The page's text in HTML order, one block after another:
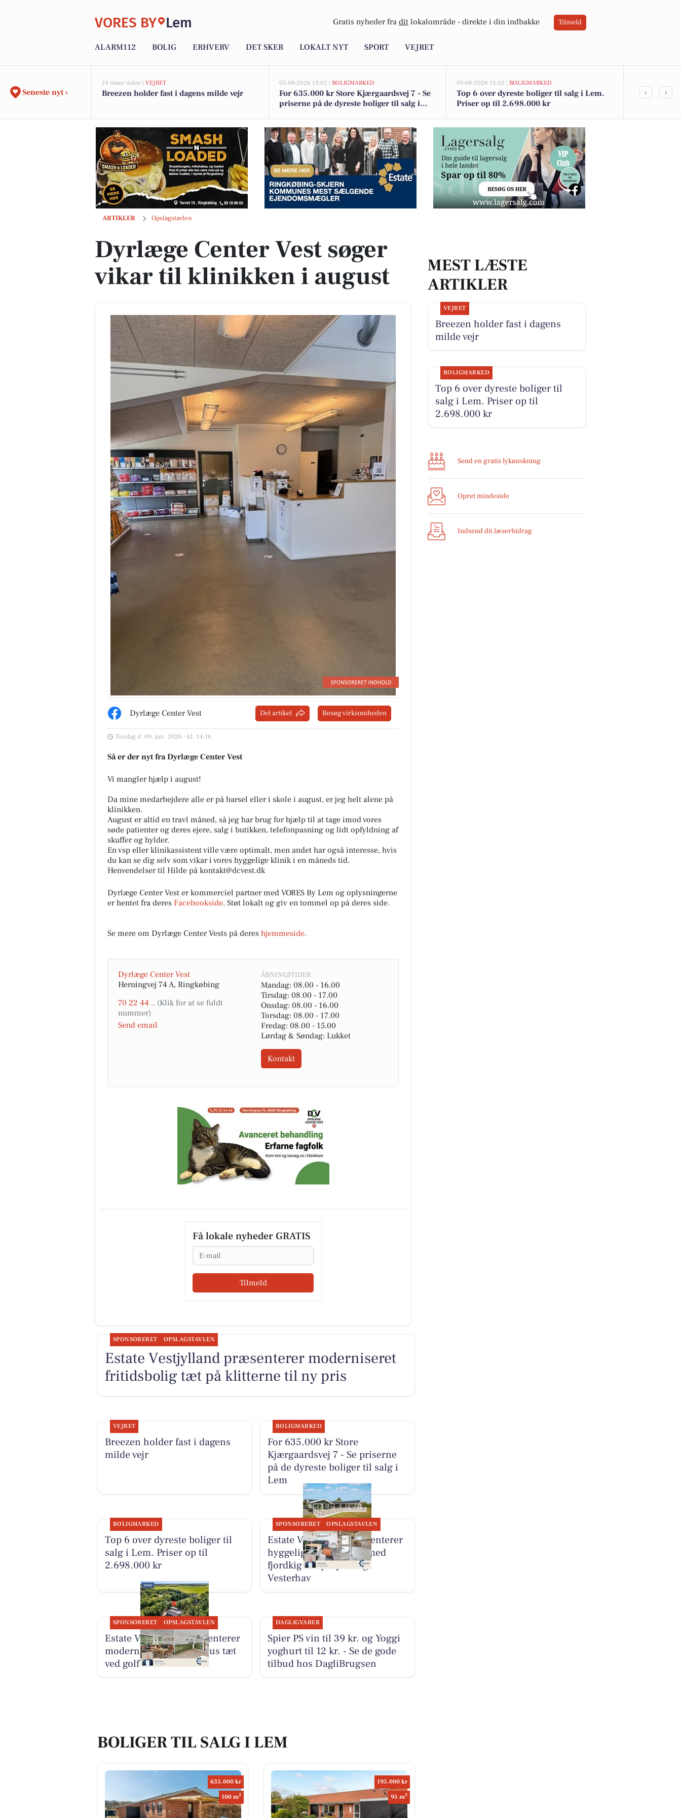
VORES BY Lem Gratis nyheder fra dit lokalområde - direkte i din indbakke Tilmeld
ALARM112 BOLIG ERHVERV DET SKER LOKALT NYT SPORT VEJRET
Seneste nyt ›
19 timer siden | VEJRET
Breezen holder fast i dagens milde vejr
05-08-2026 13:02 | BOLIGMARKED
For 635.000 kr Store Kjærgaardsvej 7 - Se
priserne på de dyreste boliger til salg i
05-08-2026 13:02 | BOLIGMARKED
Top 6 over dyreste boliger til salg i Lem.
Priser op til 2.698.000 kr
Spier PS
‹ ›
ARTIKLER Opslagstavlen
Dyrlæge Center Vest søger vikar til klinikken i august
Dyrlæge Center Vest søger
vikar til klinikken i august
Dyrlæge Center Vest Del artikel Besøg virksomheden
Tirsdag d. 09. jun. 2026 - kl. 14:16
Så er der nyt fra Dyrlæge Center Vest
Vi mangler hjælp i august!
Da mine medarbejdere alle er på barsel eller i skole i august, er jeg helt alene på
klinikken.
August er altid en travl måned, så jeg har brug for hjælp til at tage imod vores
søde patienter og deres ejere, salg i butikken, telefonpasning og lidt opfyldning af
skuffer og hylder.
En vsp eller klinikassistent ville være optimalt, men andet har også interesse, hvis
du kan se dig selv som vikar i vores hyggelige klinik i en måneds tid.
Henvendelser til Hilde på kontakt@dcvest.dk
Dyrlæge Center Vest er kommerciel partner med VORES By Lem og oplysningerne
er hentet fra deres Facebookside. Støt lokalt og giv en tommel op på deres side.
Se mere om Dyrlæge Center Vests på deres hjemmeside.
Dyrlæge Center Vest
Herningvej 74 A, Ringkøbing
70 22 44 ..
Send email
ÅBNINGSTIDER
Mandag: 08.00 - 16.00
Tirsdag: 08.00 - 17.00
Onsdag: 08.00 - 16.00
Torsdag: 08.00 - 17.00
Fredag: 08.00 - 15.00
Lørdag & Søndag: Lukket
Kontakt
Få lokale nyheder GRATIS
Email
Tilmeld
MEST LÆSTE
ARTIKLER
VEJRET
Breezen holder fast i dagens
milde vejr
BOLIGMARKED
Top 6 over dyreste boliger til
salg i Lem. Priser op til
2.698.000 kr
Send en gratis lykønskning
Opret mindeside
Indsend dit læserbidrag
SPONSORERET OPSLAGSTAVLEN
Estate Vestjylland præsenterer moderniseret
fritidsbolig tæt på klitterne til ny pris
VEJRET
Breezen holder fast i dagens
milde vejr
BOLIGMARKED
For 635.000 kr Store
Kjærgaardsvej 7 - Se priserne
på de dyreste boliger til salg i
Lem
BOLIGMARKED
Top 6 over dyreste boliger til
salg i Lem. Priser op til
2.698.000 kr
SPONSORERET OPSLAGSTAVLEN
Estate Vestjylland præsenterer
hyggeligt sommerhus med
fjordkig tæt på fjord og
Vesterhav
SPONSORERET OPSLAGSTAVLEN
Estate Vestjylland præsenterer
moderniseret sommerhus tæt
ved golfbanen
DAGLIGVARER
Spier PS vin til 39 kr. og Yoggi
yoghurt til 12 kr. - Se de gode
tilbud hos DagliBrugsen
BOLIGER TIL SALG I LEM
635.000 kr
100 m2
195.000 kr
95 m2